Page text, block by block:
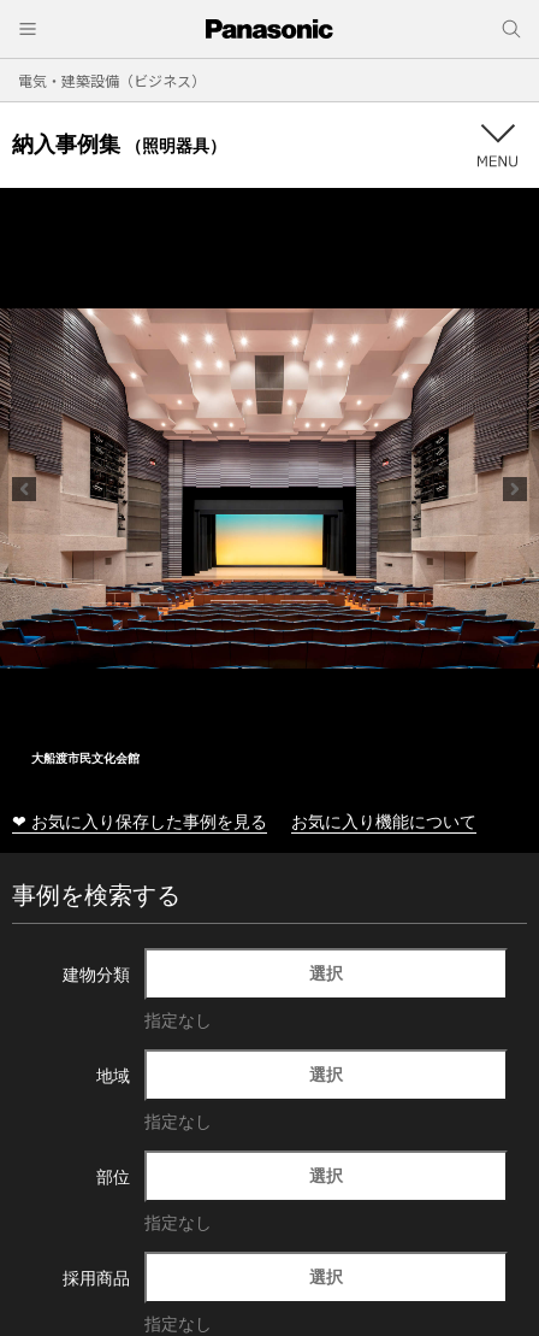
電気・建築設備（ビジネス）
納入事例集 （照明器具）
大船渡市民文化会館
❤ お気に入り保存した事例を見る お気に入り機能について
事例を検索する
建物分類 選択
指定なし
地域 選択
指定なし
部位 選択
指定なし
採用商品 選択
指定なし